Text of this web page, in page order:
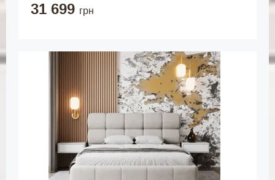
31 699 грн